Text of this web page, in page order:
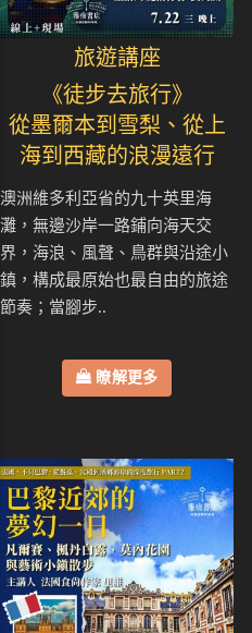
旅遊講座
《徒步去旅行》
從墨爾本到雪梨、從上
海到西藏的浪漫遠行
澳洲維多利亞省的九十英里海
灘，無邊沙岸一路鋪向海天交
界，海浪、風聲、鳥群與沿途小
鎮，構成最原始也最自由的旅途
節奏；當腳步..
瞭解更多